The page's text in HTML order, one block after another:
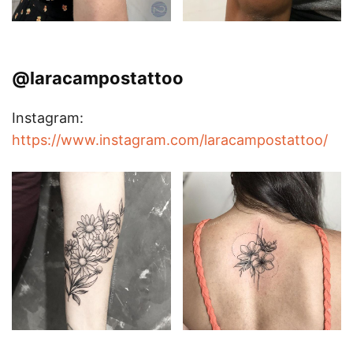
@laracampostattoo
Instagram:
https://www.instagram.com/laracampostattoo/